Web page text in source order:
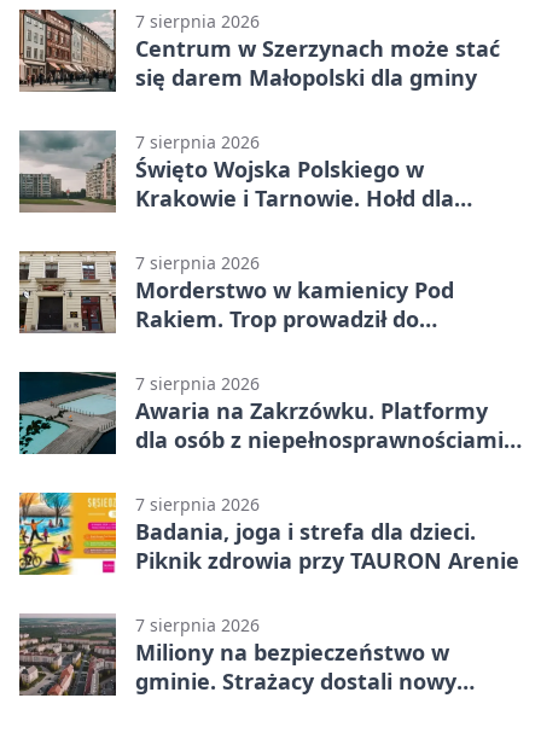
7 sierpnia 2026
Centrum w Szerzynach może stać
się darem Małopolski dla gminy
7 sierpnia 2026
Święto Wojska Polskiego w
Krakowie i Tarnowie. Hołd dla
7 sierpnia 2026
Morderstwo w kamienicy Pod
Rakiem. Trop prowadził do
7 sierpnia 2026
Awaria na Zakrzówku. Platformy
dla osób z niepełnosprawnościami
7 sierpnia 2026
Badania, joga i strefa dla dzieci.
Piknik zdrowia przy TAURON Arenie
7 sierpnia 2026
Miliony na bezpieczeństwo w
gminie. Strażacy dostali nowy